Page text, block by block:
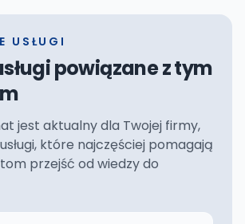
USŁUGI
powiązane z tym
jest aktualny dla Twojej firmy,
które najczęściej pomagają
przejść od wiedzy do